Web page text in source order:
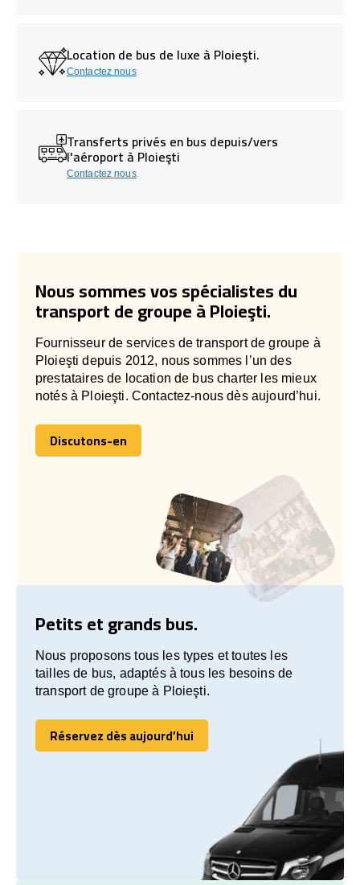
Location de bus de luxe à Ploieşti.
Contactez nous
Transferts privés en bus depuis/vers
l'aéroport à Ploieşti
Contactez nous
Nous sommes vos spécialistes du
transport de groupe à Ploieşti.
Fournisseur de services de transport de groupe à
Ploieşti depuis 2012, nous sommes l’un des
prestataires de location de bus charter les mieux
notés à Ploieşti. Contactez-nous dès aujourd’hui.
Discutons-en
Discutons-en
Petits et grands bus.
Nous proposons tous les types et toutes les
tailles de bus, adaptés à tous les besoins de
transport de groupe à Ploieşti.
Réservez dès aujourd’hui
Réservez dès aujourd’hui